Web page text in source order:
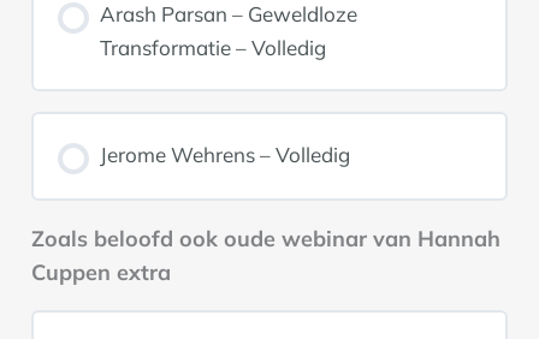
Arash Parsan – Geweldloze
Transformatie – Volledig
Jerome Wehrens – Volledig
Zoals beloofd ook oude webinar van Hannah
Cuppen extra